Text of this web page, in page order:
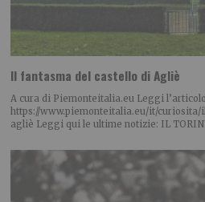
Il fantasma del castello di Agliè
A cura di Piemonteitalia.eu Leggi
https://www.piemonteitalia.eu/it/
agliè Leggi qui le ultime notizie: IL